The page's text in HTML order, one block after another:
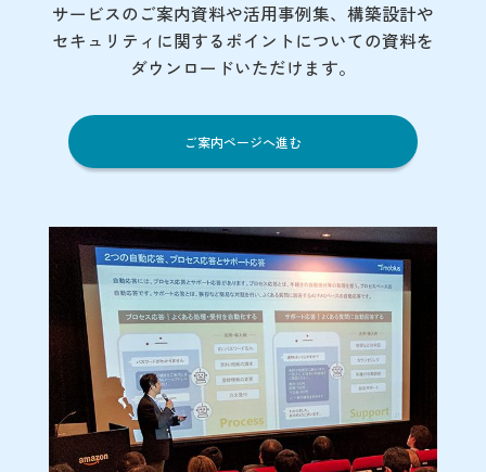
サービスのご案内資料や活用事例集、 構築設計や
セキュリティに関するポイントについての資料を
ダウンロードいただけます。
ご案内ページへ進む